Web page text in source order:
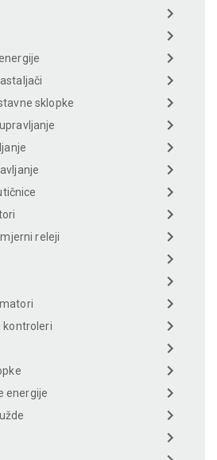
sklopke
mjerni releji
kontroleri
energije